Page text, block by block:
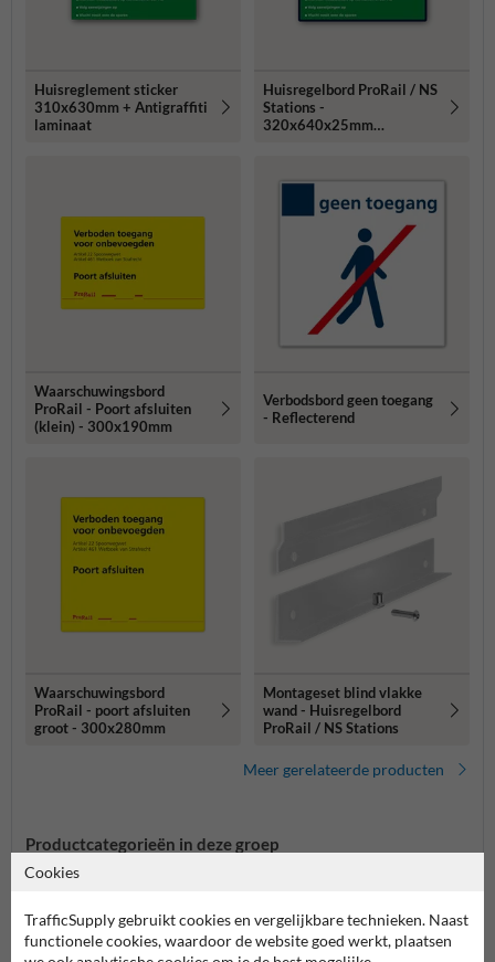
Huisreglement sticker
310x630mm + Antigraffiti
laminaat
Huisregelbord ProRail / NS
Stations -
320x640x25mm
Waarschuwingsbord
ProRail - Poort afsluiten
(klein) - 300x190mm
Verbodsbord geen toegang
- Reflecterend
Waarschuwingsbord
ProRail - poort afsluiten
groot - 300x280mm
Montageset blind vlakke
wand - Huisregelbord
ProRail / NS Stations
Meer gerelateerde producten
Productcategorieën in deze groep
Cookies
TrafficSupply gebruikt cookies en vergelijkbare technieken. Naast
functionele cookies, waardoor de website goed werkt, plaatsen